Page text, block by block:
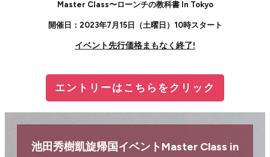
Master Class〜ローンチの教科書 In Tokyo
開催日：2023年7月15日（土曜日）10時スタート
イベント先行価格まもなく終了!
エントリーはこちらをクリック
池田秀樹凱旋帰国イベントMaster Class in